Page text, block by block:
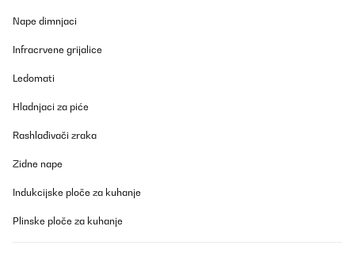
Produktentwicklungsteam zusammen, um dieses Problem bei
zukünftigen Modellen zu beheben und zu verbessern.
Wenn Sie eine Rücksendung in Erwägung ziehen oder wir Sie
unseren Kundenservice. Wir helfen Ihnen gerne weiter.
Mit freundlichen Grüßen
_______________________________
Silvia
Nape dimnjaci
Infracrvene grijalice
Ledomati
Hladnjaci za piće
Rashlađivači zraka
Zidne nape
Indukcijske ploče za kuhanje
Plinske ploče za kuhanje